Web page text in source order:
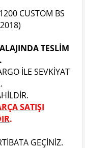
CUSTOM BS
TESLİM
İLE SEVKİYAT
SATIŞI
.
GEÇİNİZ.